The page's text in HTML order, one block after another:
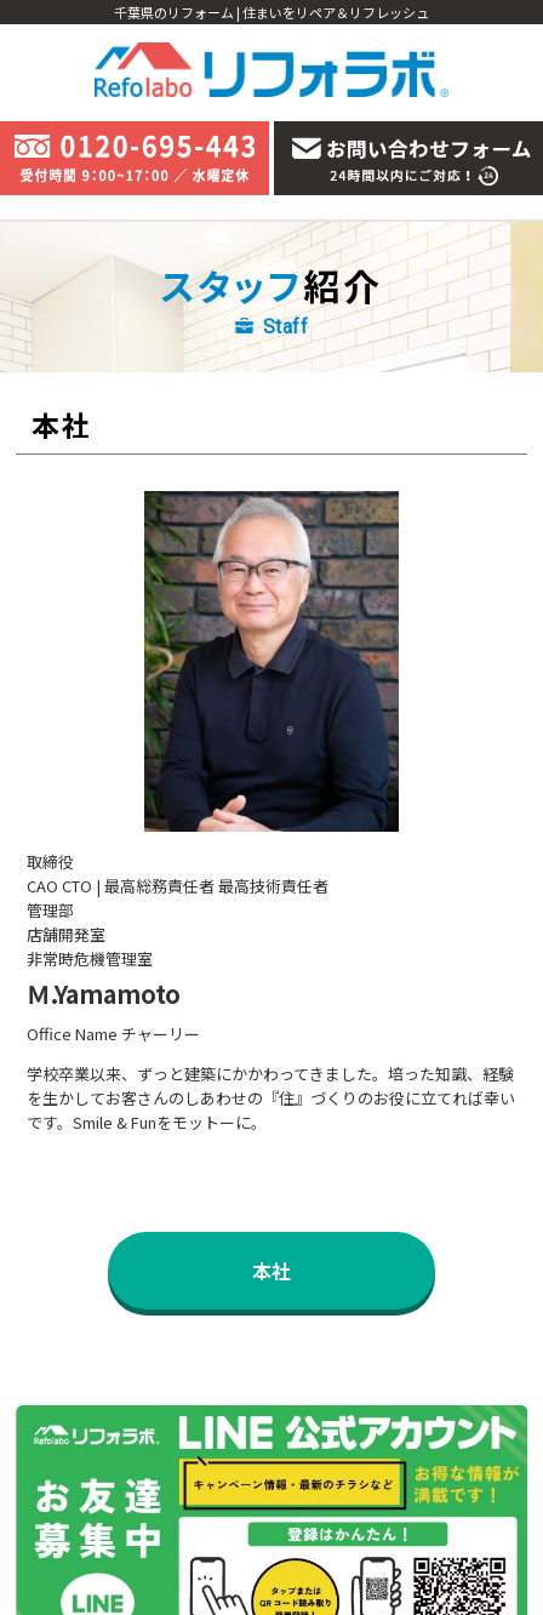
千葉県のリフォーム | 住まいをリペア＆リフレッシュ
スタッフ紹介
Staff
本社
取締役
CAO CTO | 最高総務責任者 最高技術責任者
管理部
店舗開発室
非常時危機管理室
Ｍ.Yamamoto
Office Name チャーリー
学校卒業以来、ずっと建築にかかわってきました。培った知識、経験
を生かしてお客さんのしあわせの『住』づくりのお役に立てれば幸い
です。Smile & Funをモットーに。
本社